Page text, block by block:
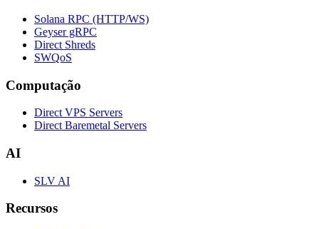
Solana RPC (HTTP/WS)
Geyser gRPC
Direct Shreds
SWQoS
Computação
Direct VPS Servers
Direct Baremetal Servers
AI
SLV AI
Recursos